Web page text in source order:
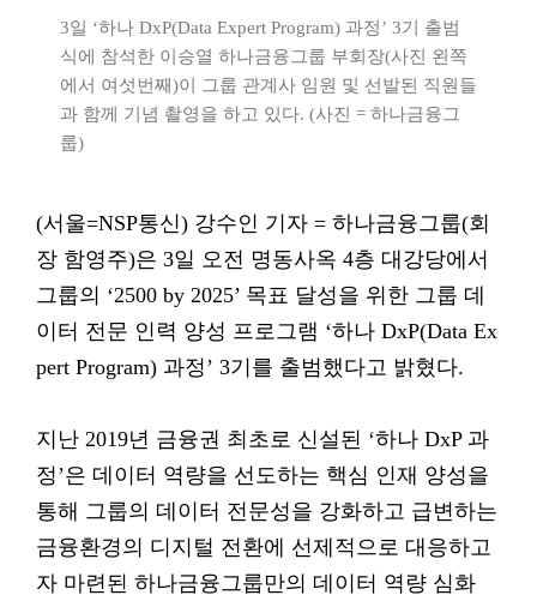
3일 ‘하나 DxP(Data Expert Program) 과정’ 3기 출범
식에 참석한 이승열 하나금융그룹 부회장(사진 왼쪽
에서 여섯번째)이 그룹 관계사 임원 및 선발된 직원들
과 함께 기념 촬영을 하고 있다. (사진 = 하나금융그
룹)
(서울=NSP통신) 강수인 기자 = 하나금융그룹(회
장 함영주)은 3일 오전 명동사옥 4층 대강당에서
그룹의 ‘2500 by 2025’ 목표 달성을 위한 그룹 데
이터 전문 인력 양성 프로그램 ‘하나 DxP(Data Ex
pert Program) 과정’ 3기를 출범했다고 밝혔다.
지난 2019년 금융권 최초로 신설된 ‘하나 DxP 과
정’은 데이터 역량을 선도하는 핵심 인재 양성을
통해 그룹의 데이터 전문성을 강화하고 급변하는
금융환경의 디지털 전환에 선제적으로 대응하고
자 마련된 하나금융그룹만의 데이터 역량 심화